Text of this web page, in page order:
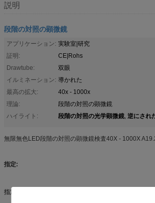
説明
段階の対照の顕微鏡
アプリケーション: 実験室|研究
証明:
CE|Rohs
Drawtube:
双眼
イルミネーション: 導かれた
最高の拡大:
40x - 1000x
理論:
段階の対照の顕微鏡
ハイライト:
段階の対照の光学顕微鏡, 逆にされ
無限無色LED段階の対照の顕微鏡検査40X - 1000X
指定:
指定